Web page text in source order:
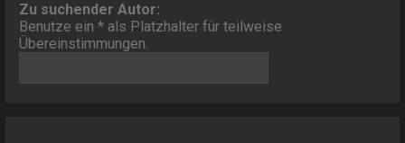
Zu suchender Autor:
Benutze ein * als Platzhalter für teilweise
Übereinstimmungen.